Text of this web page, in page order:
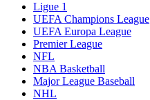
Ligue 1
UEFA Champions League
UEFA Europa League
Premier League
NFL
NBA Basketball
Major League Baseball
NHL